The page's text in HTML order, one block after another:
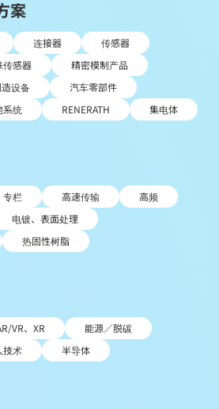
案
连接器
传感器
传感器
精密模制产品
设备
汽车零部件
系统 RENERATH 集电体
专栏 高速传输
高频
电镀、表面处理
热固性树脂
VR、XR
能源／脱碳
技术
半导体